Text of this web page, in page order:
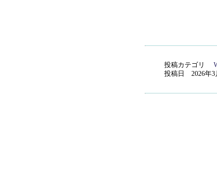
投稿カテゴリ
投稿日 2026年3